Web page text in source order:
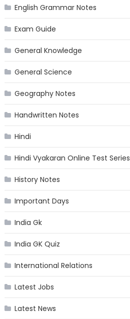
English Grammar Notes
Exam Guide
General Knowledge
General Science
Geography Notes
Handwritten Notes
Hindi
Hindi Vyakaran Online Test Series
History Notes
Important Days
India Gk
India GK Quiz
International Relations
Latest Jobs
Latest News